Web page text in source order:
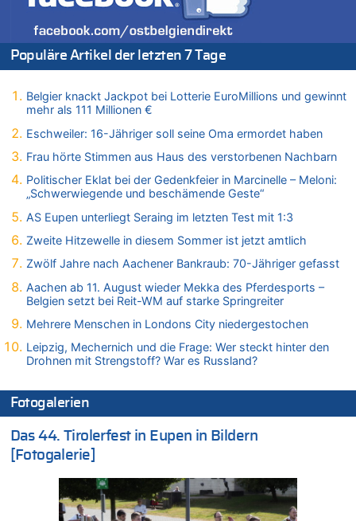
Gigantische Marienstatue in Polen – Größer als die Christus-
Figur in Rio – Kitsch, Kunst oder Religion?
09.08.2026 - 21:01 von Vermute mal zu
Politischer Eklat bei der Gedenkfeier in Marcinelle – Meloni:
09.08.2026 - 20:53 von Wolfgang2 zu
Gigantische Marienstatue in Polen – Größer als die Christus-
Figur in Rio – Kitsch, Kunst oder Religion?
09.08.2026 - 20:29 von Hans L. zu
Figur in Rio – Kitsch, Kunst oder Religion?
Gigantische Marienstatue in Polen – Größer als die Christus-
Figur in Rio – Kitsch, Kunst oder Religion?
09.08.2026 - 20:10 von WK zu
09.08.2026 - 20:07 von WK zu
„Schwerwiegende und beschämende Geste“
09.08.2026 - 19:56 von Josef.geul zu
Gigantische Marienstatue in Polen – Größer als die Christus-
09.08.2026 - 19:45 von Ostbelgien Direkt zu
Beruhigungsmittel?
09.08.2026 - 19:27 von Sparwasser zu
Gigantische Marienstatue in Polen – Größer als die Christus-
Figur in Rio – Kitsch, Kunst oder Religion?
09.08.2026 - 19:24 von Sparwasser zu
Populäre Artikel der letzten 7 Tage
Belgier knackt Jackpot bei Lotterie EuroMillions und gewinnt
mehr als 111 Millionen €
Eschweiler: 16-Jähriger soll seine Oma ermordet haben
Frau hörte Stimmen aus Haus des verstorbenen Nachbarn
Politischer Eklat bei der Gedenkfeier in Marcinelle – Meloni:
„Schwerwiegende und beschämende Geste“
AS Eupen unterliegt Seraing im letzten Test mit 1:3
Zweite Hitzewelle in diesem Sommer ist jetzt amtlich
Zwölf Jahre nach Aachener Bankraub: 70-Jähriger gefasst
Aachen ab 11. August wieder Mekka des Pferdesports –
Belgien setzt bei Reit-WM auf starke Springreiter
Mehrere Menschen in Londons City niedergestochen
Leipzig, Mechernich und die Frage: Wer steckt hinter den
Drohnen mit Strengstoff? War es Russland?
Fotogalerien
Das 44. Tirolerfest in Eupen in Bildern
[Fotogalerie]